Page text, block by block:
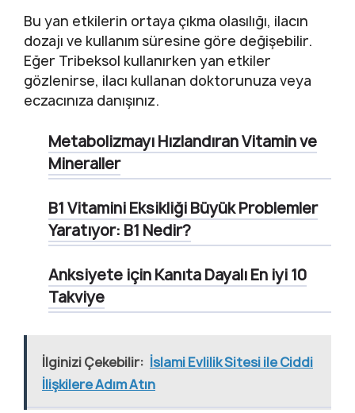
Bu yan etkilerin ortaya çıkma olasılığı, ilacın
dozajı ve kullanım süresine göre değişebilir.
Eğer Tribeksol kullanırken yan etkiler
gözlenirse, ilacı kullanan doktorunuza veya
eczacınıza danışınız.
Metabolizmayı Hızlandıran Vitamin ve
Mineraller
B1 Vitamini Eksikliği Büyük Problemler
Yaratıyor: B1 Nedir?
Anksiyete için Kanıta Dayalı En iyi 10
Takviye
İlginizi Çekebilir: İslami Evlilik Sitesi ile Ciddi
İlişkilere Adım Atın